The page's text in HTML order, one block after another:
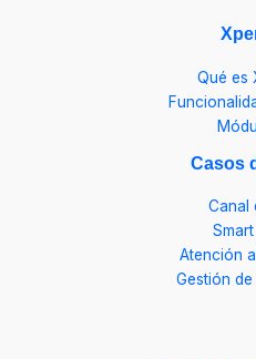
Qué es
Casos
Canal
Atención
Gestión